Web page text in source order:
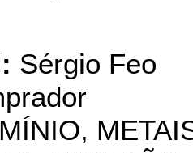
Sérgio Feo